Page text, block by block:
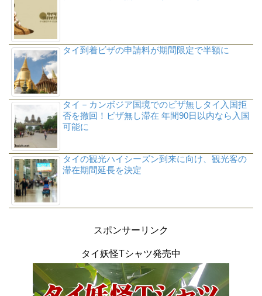
タイ到着ビザの申請料が期間限定で半額に
タイ－カンボジア国境でのビザ無しタイ入国拒
否を撤回！ビザ無し滞在 年間90日以内なら入国
可能に
タイの観光ハイシーズン到来に向け、観光客の
滞在期間延長を決定
スポンサーリンク
タイ妖怪Tシャツ発売中